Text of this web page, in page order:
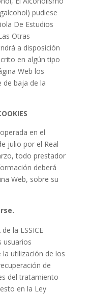
pudiese
De Estudios
Otras
a disposición
en algún tipo
Web los
de baja de la
en el
julio por el Real
todo prestador
deberá
Web, sobre su
la LSSICE
usuarios
utilización de los
de
del tratamiento
en la Ley